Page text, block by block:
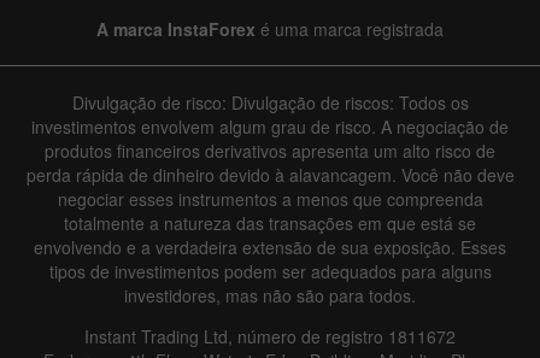
A marca InstaForex é uma marca registrada
Divulgação de risco: Divulgação de riscos: Todos os
investimentos envolvem algum grau de risco. A negociação de
produtos financeiros derivativos apresenta um alto risco de
perda rápida de dinheiro devido à alavancagem. Você não deve
negociar esses instrumentos a menos que compreenda
totalmente a natureza das transações em que está se
envolvendo e a verdadeira extensão de sua exposição. Esses
tipos de investimentos podem ser adequados para alguns
investidores, mas não são para todos.
Instant Trading Ltd, número de registro 1811672